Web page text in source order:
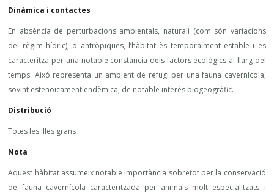
Dinàmica i contactes
En absència de perturbacions ambientals, naturali (com són variacions
del règim hídric), o antròpiques, l’hàbitat ès temporalment estable i es
caracteritza per una notable constància dels factors ecològics al llarg del
temps. Això representa un ambient de refugi per una fauna cavernícola,
sovint estenoicament endèmica, de notable interés biogeogràfic.
Distribució
Totes les illes grans
Nota
Aquest hàbitat assumeix notable importància sobretot per la conservació
de fauna cavernícola caracteritzada per animals molt especialitzats i